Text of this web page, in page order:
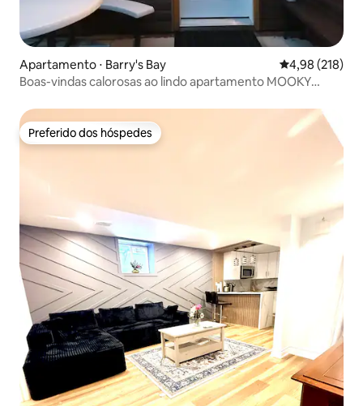
Apartamento ⋅ Barry's Bay 4,98 de uma
4,98 (218)
Boas-vindas calorosas ao lindo apartamento MOOKY
Preferido dos hóspedes
Preferido dos hóspedes